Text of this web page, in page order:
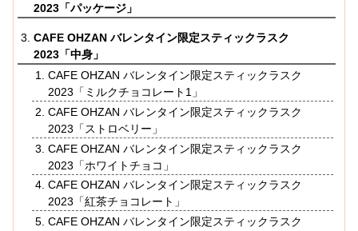
2023「パッケージ」
CAFE OHZAN バレンタイン限定スティックラスク
2023「中身」
CAFE OHZAN バレンタイン限定スティックラスク
2023「ミルクチョコレート1」
CAFE OHZAN バレンタイン限定スティックラスク
2023「ストロベリー」
CAFE OHZAN バレンタイン限定スティックラスク
2023「ホワイトチョコ」
CAFE OHZAN バレンタイン限定スティックラスク
2023「紅茶チョコレート」
CAFE OHZAN バレンタイン限定スティックラスク